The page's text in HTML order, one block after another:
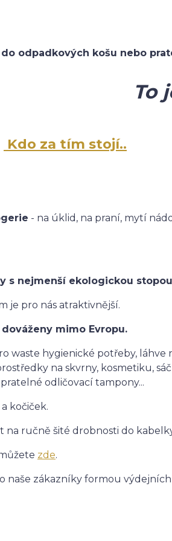
odpadkových košu nebo
To
Kdo za tím stojí..
- na úklid, na praní, mytí
s nejmenší ekologickou stopou
je pro nás atraktivnější.
mimo Evropu.
waste hygienické potřeby, láhve
na skvrny, kosmetiku,
odličovací tampony...
kočiček.
ručně šité drobnosti do
zde.
naše zákazníky formou